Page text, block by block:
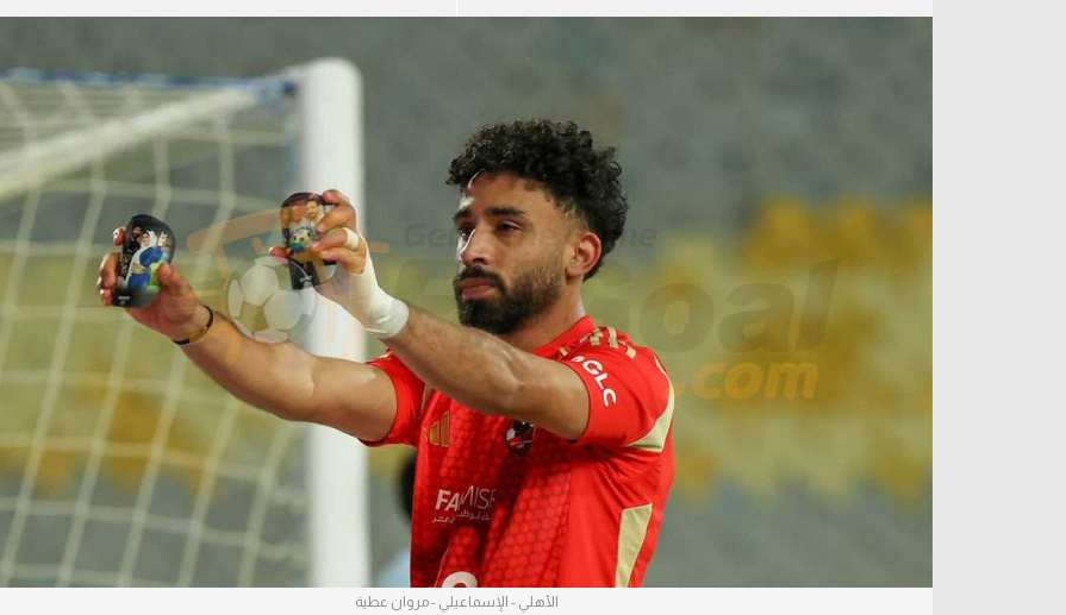
دوري أبطال إفريقيا
كل البطولات
القسم الثاني
آسيا
ركن الألعاب
الأهلي - الإسماعيلي - مروان عطية